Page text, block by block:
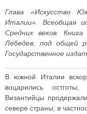
Глава «Искусство
Италии». Всеобщая
Средних веков.
Лебедев; под общей
Государственное
В южной Италии
воцарились
Византийцы
севере страны; в